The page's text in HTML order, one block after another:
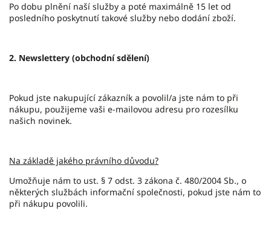
Po dobu plnění naší služby a poté maximálně 15 let od
posledního poskytnutí takové služby nebo dodání zboží.
2. Newslettery (obchodní sdělení)
Pokud jste nakupující zákazník a povolil/a jste nám to při
nákupu, použijeme vaši e-mailovou adresu pro rozesílku
našich novinek.
Na základě jakého právního důvodu?
Umožňuje nám to ust. § 7 odst. 3 zákona č. 480/2004 Sb., o
některých službách informační společnosti, pokud jste nám to
při nákupu povolili.